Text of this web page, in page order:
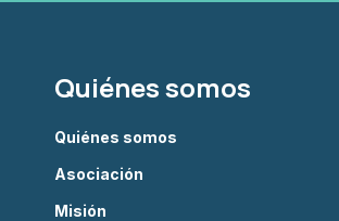
Quiénes somos
Quiénes somos
Asociación
Misión